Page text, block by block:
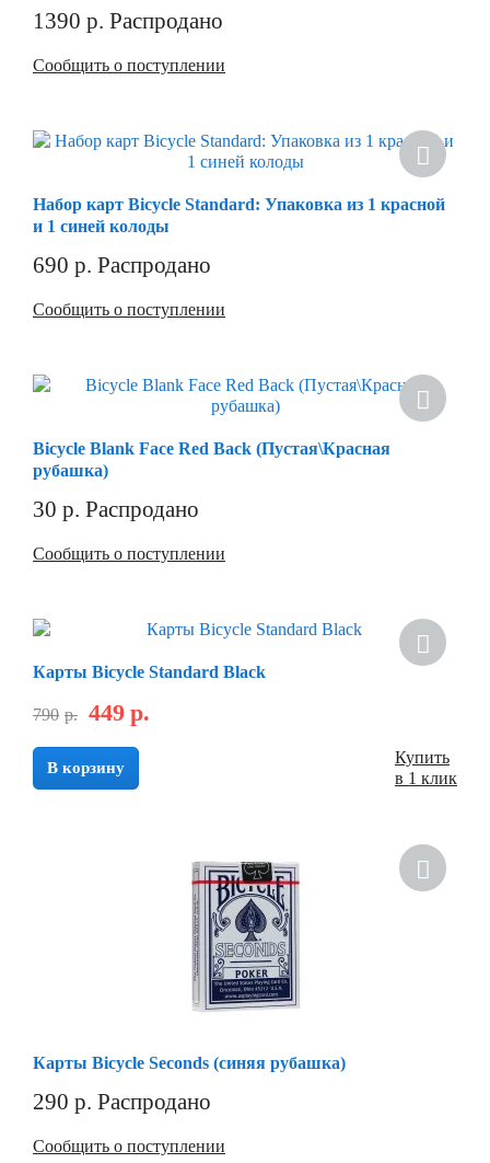
1390 р. Распродано
Сообщить о поступлении
Набор карт Bicycle Standard: Упаковка из 1 красной
и 1 синей колоды
690 р. Распродано
Сообщить о поступлении
Bicycle Blank Face Red Back (Пустая\Красная
рубашка)
30 р. Распродано
Сообщить о поступлении
Карты Bicycle Standard Black
790 р. 449 р.
В корзину
Купить
в 1 клик
Карты Bicycle Seconds (синяя рубашка)
290 р. Распродано
Сообщить о поступлении